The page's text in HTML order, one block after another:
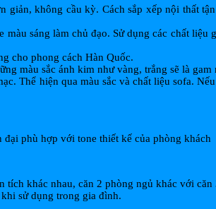
giản, không cầu kỳ. Cách sắp xếp nội thất
sáng làm chủ đạo. Sử dụng các chất
cho phong cách Hàn Quốc.
màu sắc ánh kim như vàng, trắng sẽ là gam
Thể hiện qua màu sắc và chất liệu sofa.
đại phù hợp với tone thiết kế của phòng khách
khác nhau, căn 2 phòng ngủ khác với
sử dụng trong gia đình.